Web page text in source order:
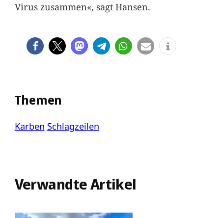
Virus zusammen«, sagt Hansen.
Themen
Karben Schlagzeilen
Verwandte Artikel